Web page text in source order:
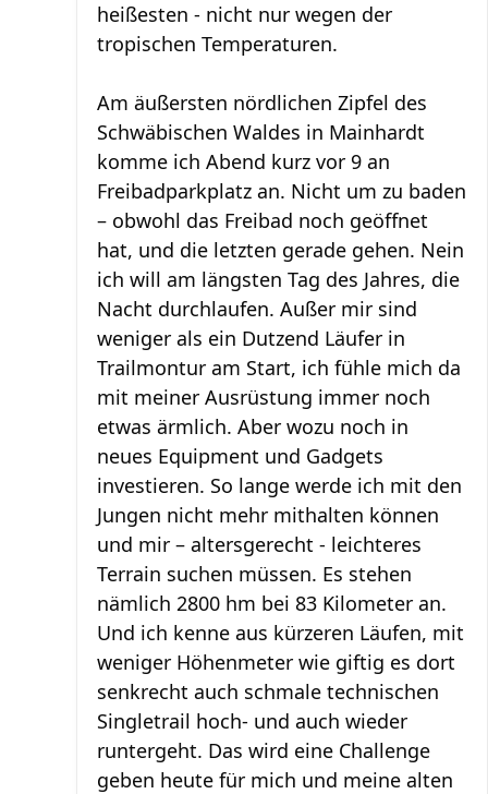
heißesten - nicht nur wegen der
tropischen Temperaturen.
Am äußersten nördlichen Zipfel des
Schwäbischen Waldes in Mainhardt
komme ich Abend kurz vor 9 an
Freibadparkplatz an. Nicht um zu baden
– obwohl das Freibad noch geöffnet
hat, und die letzten gerade gehen. Nein
ich will am längsten Tag des Jahres, die
Nacht durchlaufen. Außer mir sind
weniger als ein Dutzend Läufer in
Trailmontur am Start, ich fühle mich da
mit meiner Ausrüstung immer noch
etwas ärmlich. Aber wozu noch in
neues Equipment und Gadgets
investieren. So lange werde ich mit den
Jungen nicht mehr mithalten können
und mir – altersgerecht - leichteres
Terrain suchen müssen. Es stehen
nämlich 2800 hm bei 83 Kilometer an.
Und ich kenne aus kürzeren Läufen, mit
weniger Höhenmeter wie giftig es dort
senkrecht auch schmale technischen
Singletrail hoch- und auch wieder
runtergeht. Das wird eine Challenge
geben heute für mich und meine alten